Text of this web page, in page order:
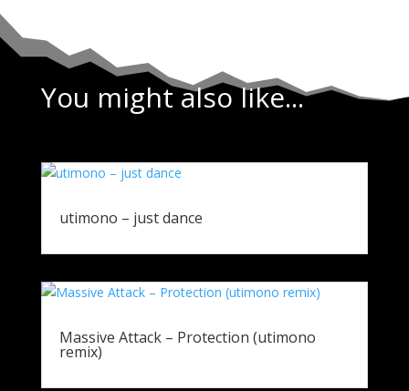
You might also like...
utimono – just dance
Massive Attack – Protection (utimono
remix)